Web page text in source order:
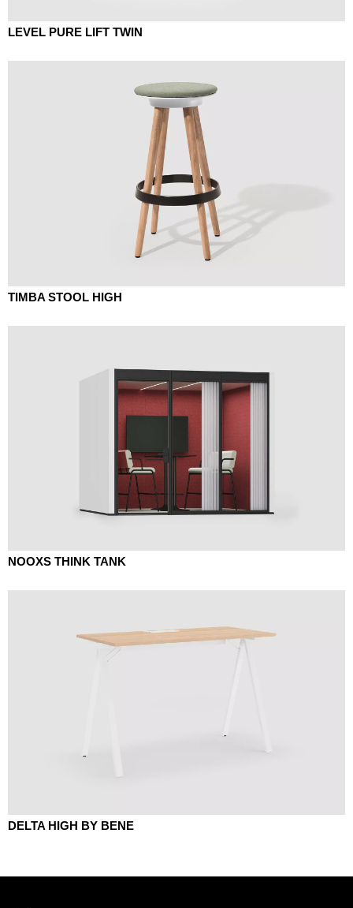
LEVEL PURE LIFT TWIN
TIMBA STOOL HIGH
NOOXS THINK TANK
DELTA HIGH BY BENE